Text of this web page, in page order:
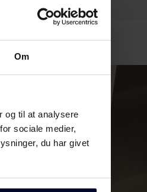
Om
og til at analysere
sociale medier,
du har givet